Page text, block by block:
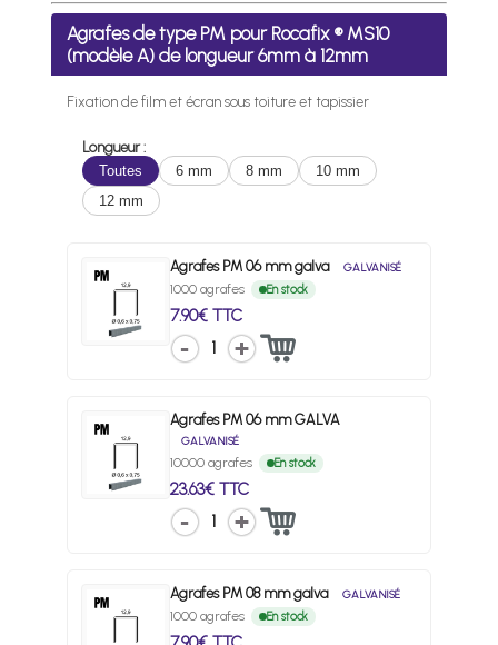
Frais de port offerts en France métropolitaine dès l'achat
Agrafes de type PM pour Rocafix ® MS10
(modèle A) de longueur 6mm à 12mm
Fixation de film et écran sous toiture et tapissier
Longueur :
Toutes
6 mm 8 mm
10 mm
12 mm
Agrafes PM 06 mm galva GALVANISÉ
1000 agrafes En stock
7.90€ TTC
1
Agrafes PM 06 mm GALVA
GALVANISÉ
10000 agrafes En stock
23.63€ TTC
1
Agrafes PM 08 mm galva GALVANISÉ
1000 agrafes En stock